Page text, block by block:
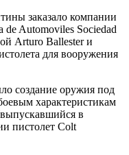
заказало компании
de Automoviles Sociedad
Arturo Ballester и
для вооружения
создание оружия под
характеристикам
в
пистолет Colt